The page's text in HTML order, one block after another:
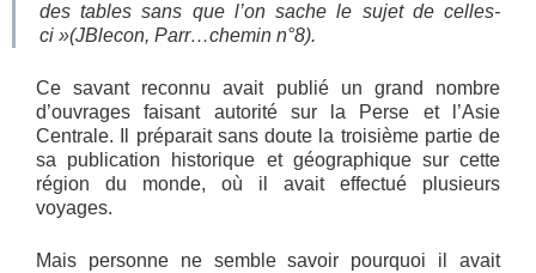
des tables sans que l’on sache le sujet de celles-
ci »(JBlecon, Parr…chemin n°8).
Ce savant reconnu avait publié un grand nombre
d’ouvrages faisant autorité sur la Perse et l’Asie
Centrale. Il préparait sans doute la troisième partie de
sa publication historique et géographique sur cette
région du monde, où il avait effectué plusieurs
voyages.
Mais personne ne semble savoir pourquoi il avait